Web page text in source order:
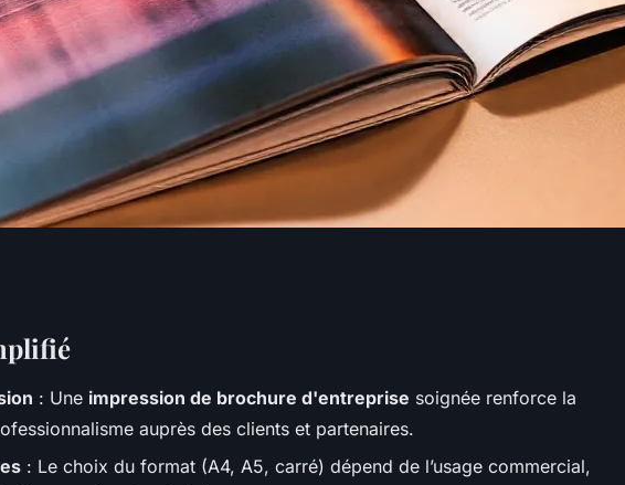
pour vos idées
: Une impression de brochure d'entreprise soignée renforce la
auprès des clients et partenaires.
: Le choix du format (A4, A5, carré) dépend de l’usage commercial,